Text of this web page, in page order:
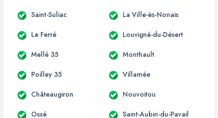
Saint-Suliac La Ville-ès-Nonais
Le Ferré Louvigné-du-Désert
Mellé 35 Monthault
Poilley 35 Villamée
Châteaugiron Nouvoitou
Ossé Saint-Aubin-du-Pavail